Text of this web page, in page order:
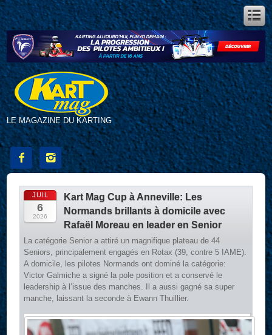
LE MAGAZINE DU KARTING
 
JUIL
6
2026
Kart Mag Cup à Anneville: Les
Normands brillants à domicile avec
Rafaël Moreau en leader en Senior
La catégorie Senior a attiré un magnifique plateau de 44
Seniors, principalement engagés en Rotax (39, contre 5 IAME).
A domicile, les pilotes Normands ont dominé la catégorie:
Victor Galmiche a signé la pole position et a conservé le
leadership à l’issue des manches. Il a aussi gagné sa super
manche, laissant la seconde à Ewann Thuillier.